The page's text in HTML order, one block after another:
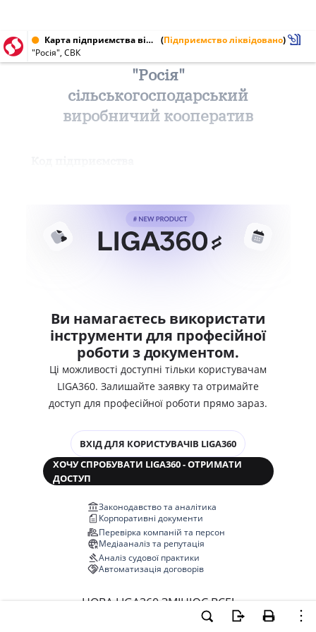
Карта підприємства від 23.05.2000 № 05530903 (Підприємство ліквідовано)
"Росія", СВК
"Росія"
сільськогосподарський
виробничий кооператив
Ви намагаєтесь використати
інструменти для професійної
роботи з документом.
Ці можливості доступні тільки користувачам
LIGA360. Залишайте заявку та отримайте
доступ для професійної роботи прямо зараз.
ВХІД ДЛЯ КОРИСТУВАЧІВ LIGA360
ХОЧУ СПРОБУВАТИ LIGA360 - ОТРИМАТИ
ДОСТУП
Законодавство та аналітика
Корпоративні документи
Перевірка компаній та персон
Медіааналіз та репутація
Аналіз судової практики
Автоматизація договорів
НОВА LIGA360 ЗМІНЮЄ ВСЕ!